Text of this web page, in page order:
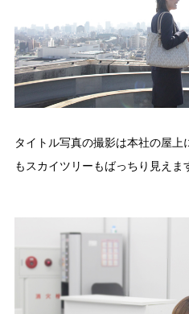
タイトル写真の撮影は本社の屋
もスカイツリーもばっちり見えま